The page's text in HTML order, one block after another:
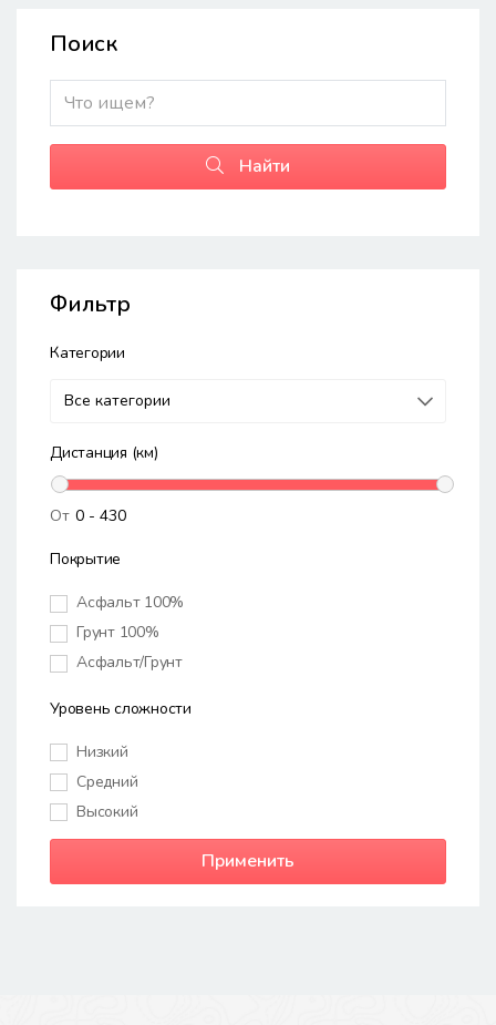
Поиск
Найти
Фильтр
Категории
Дистанция (км)
От
Покрытие
Асфальт 100%
Грунт 100%
Асфальт/Грунт
Уровень сложности
Низкий
Средний
Высокий
Применить